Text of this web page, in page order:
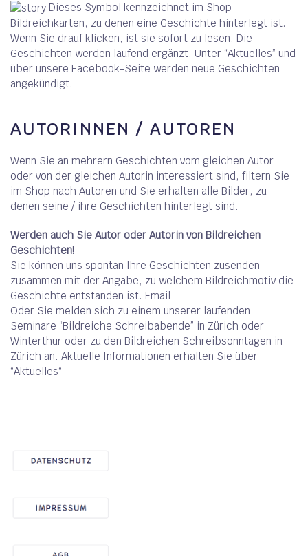
Dieses Symbol kennzeichnet im Shop
Bildreichkarten, zu denen eine Geschichte hinterlegt ist.
Wenn Sie drauf klicken, ist sie sofort zu lesen. Die
Geschichten werden laufend ergänzt. Unter “Aktuelles” und
über unsere Facebook-Seite werden neue Geschichten
angekündigt.
AUTORINNEN / AUTOREN
Wenn Sie an mehrern Geschichten vom gleichen Autor
oder von der gleichen Autorin interessiert sind, filtern Sie
im Shop nach Autoren und Sie erhalten alle Bilder, zu
denen seine / ihre Geschichten hinterlegt sind.
Werden auch Sie Autor oder Autorin von Bildreichen
Geschichten!
Sie können uns spontan Ihre Geschichten zusenden
zusammen mit der Angabe, zu welchem Bildreichmotiv die
Geschichte entstanden ist. Email
Oder Sie melden sich zu einem unserer laufenden
Seminare “Bildreiche Schreibabende” in Zürich oder
Winterthur oder zu den Bildreichen Schreibsonntagen in
Zürich an. Aktuelle Informationen erhalten Sie über
“Aktuelles“